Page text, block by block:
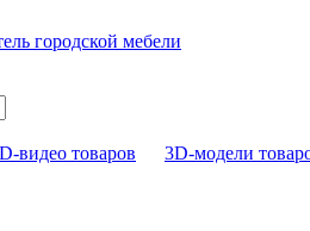
видео товаров
3D-модели